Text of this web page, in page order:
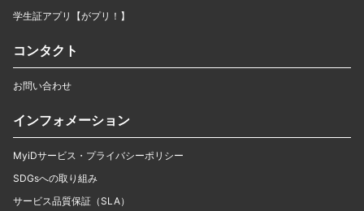
学生証アプリ【がプリ！】
コンタクト
お問い合わせ
インフォメーション
MyiDサービス・プライバシーポリシー
SDGsへの取り組み
サービス品質保証（SLA）